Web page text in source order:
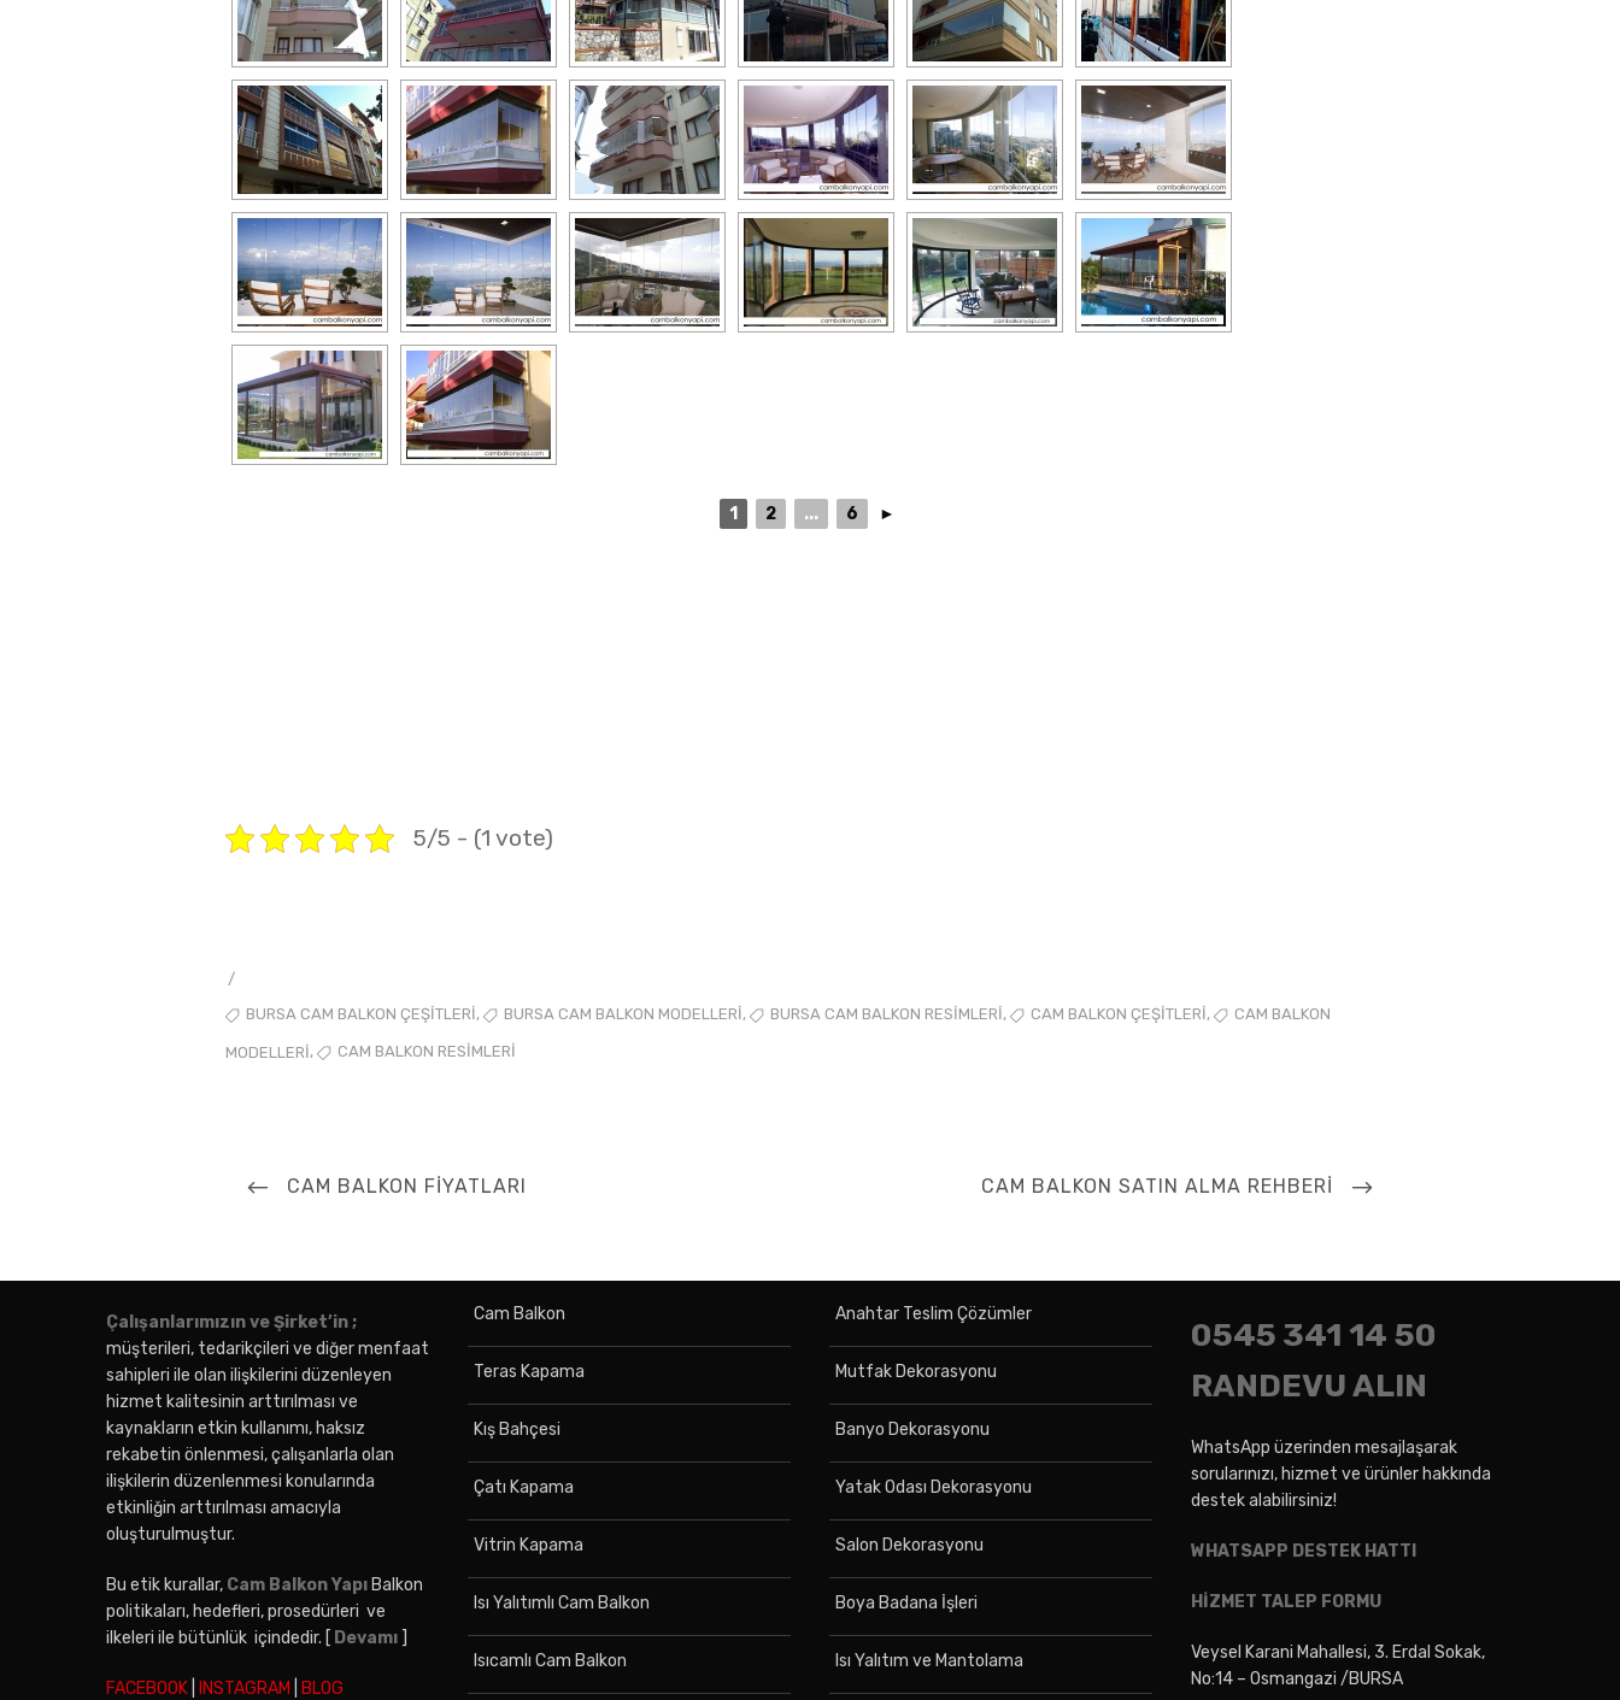
1 2 ... 6 ►
5/5 - (1 vote)
/
TAGSBURSA CAM BALKON ÇEŞITLERI, BURSA CAM BALKON MODELLERI, BURSA CAM BALKON RESIMLERI, CAM BALKON ÇEŞITLERI, CAM BALKON
MODELLERI, CAM BALKON RESIMLERI
gezinmesi
PREVIOUS
CAM BALKON FIYATLARI
NEXT
CAM BALKON SATIN ALMA REHBERI
Çalışanlarımızın ve Şirket’in ;
müşterileri, tedarikçileri ve diğer menfaat
sahipleri ile olan ilişkilerini düzenleyen
hizmet kalitesinin arttırılması ve
kaynakların etkin kullanımı, haksız
rekabetin önlenmesi, çalışanlarla olan
ilişkilerin düzenlenmesi konularında
etkinliğin arttırılması amacıyla
oluşturulmuştur.
Bu etik kurallar, Cam Balkon Yapı Balkon
politikaları, hedefleri, prosedürleri ve
ilkeleri ile bütünlük içindedir. [ Devamı ]
FACEBOOK INSTAGRAM BLOG
Cam Balkon
Teras Kapama
Kış Bahçesi
Çatı Kapama
Vitrin Kapama
Isı Yalıtımlı Cam Balkon
Isıcamlı Cam Balkon
Anahtar Teslim Çözümler
Mutfak Dekorasyonu
Banyo Dekorasyonu
Yatak Odası Dekorasyonu
Salon Dekorasyonu
Boya Badana İşleri
Isı Yalıtım ve Mantolama
0545 341 14 50
RANDEVU ALIN
WhatsApp üzerinden mesajlaşarak
sorularınızı, hizmet ve ürünler hakkında
destek alabilirsiniz!
WHATSAPP DESTEK HATTI
HİZMET TALEP FORMU
Veysel Karani Mahallesi, 3. Erdal Sokak,
No:14 – Osmangazi /BURSA